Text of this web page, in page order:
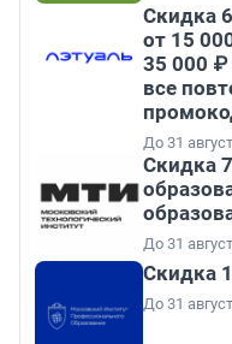
Скидка
от 15
35 000 ₽
все
До 31
Скидка
До 31
Скидка
До 31